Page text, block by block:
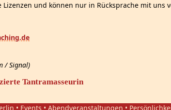
und können nur in Rücksprache mit uns
/ Signal)
Tantramasseurin
• Events • Abendveranstaltungen •